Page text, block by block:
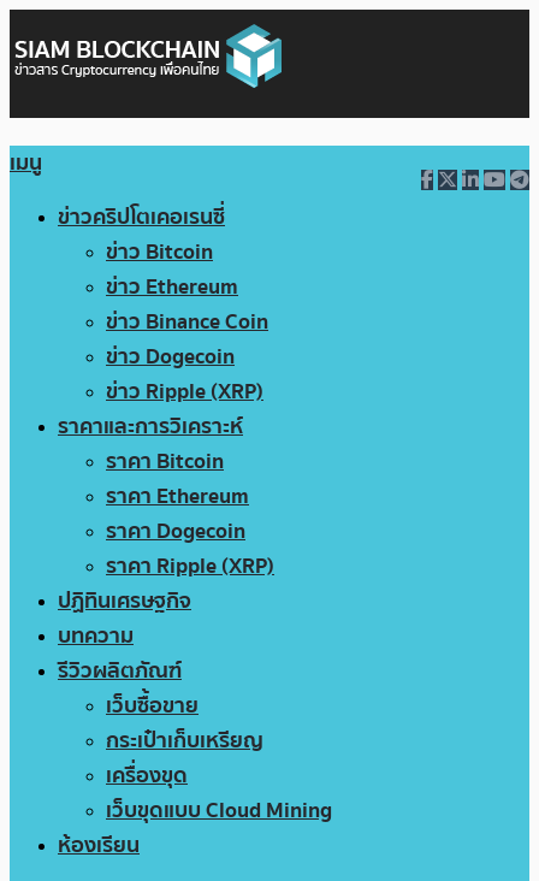
เมนู
ข่าวคริปโตเคอเรนซี่
ข่าว Bitcoin
ข่าว Ethereum
ข่าว Binance Coin
ข่าว Dogecoin
ข่าว Ripple (XRP)
ราคาและการวิเคราะห์
ราคา Bitcoin
ราคา Ethereum
ราคา Dogecoin
ราคา Ripple (XRP)
ปฏิทินเศรษฐกิจ
บทความ
รีวิวผลิตภัณฑ์
เว็บซื้อขาย
กระเป๋าเก็บเหรียญ
เครื่องขุด
เว็บขุดแบบ Cloud Mining
ห้องเรียน